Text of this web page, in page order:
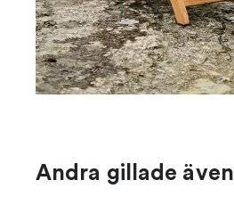
Andra gillade även